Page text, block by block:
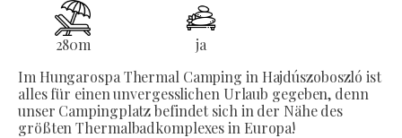
280m
ja
Im Hungarospa Thermal Camping in Hajdúszoboszló ist
alles für einen unvergesslichen Urlaub gegeben, denn
unser Campingplatz befindet sich in der Nähe des
größten Thermalbadkomplexes in Europa!